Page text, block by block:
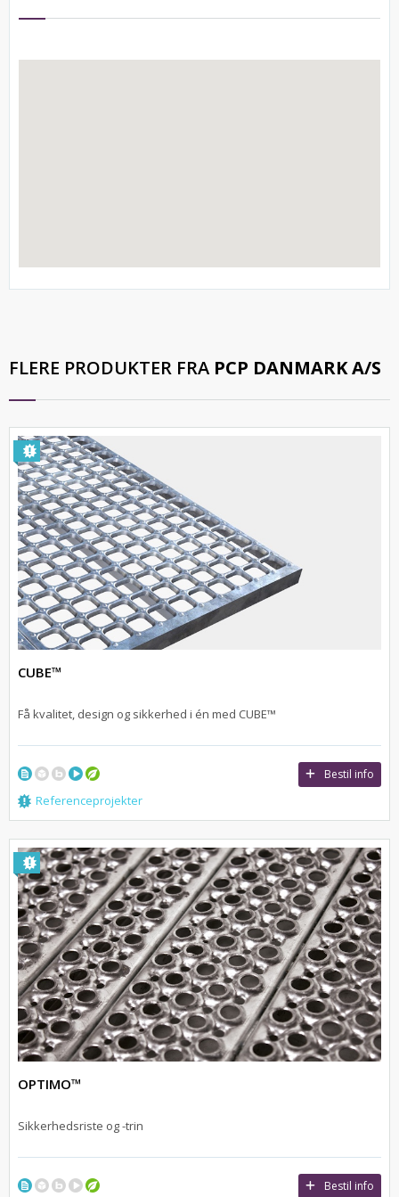
FLERE PRODUKTER FRA PCP DANMARK A/S
CUBE™
Få kvalitet, design og sikkerhed i én med CUBE™
Bestil info
Referenceprojekter
OPTIMO™
Sikkerhedsriste og -trin
Bestil info